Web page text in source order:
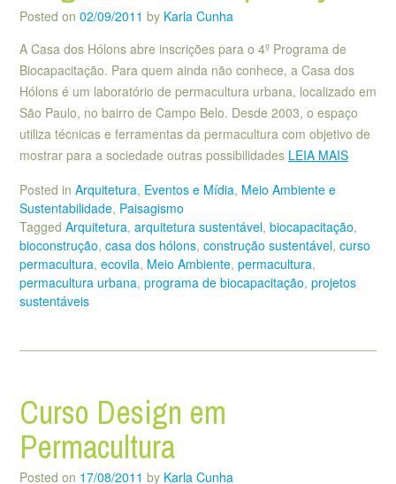
Posted on 02/09/2011 by Karla Cunha
A Casa dos Hólons abre inscrições para o 4º Programa de
Biocapacitação. Para quem ainda não conhece, a Casa dos
Hólons é um laboratório de permacultura urbana, localizado em
São Paulo, no bairro de Campo Belo. Desde 2003, o espaço
utiliza técnicas e ferramentas da permacultura com objetivo de
mostrar para a sociedade outras possibilidades LEIA MAIS
Posted in Arquitetura, Eventos e Mídia, Meio Ambiente e
Sustentabilidade, Paisagismo
Tagged Arquitetura, arquitetura sustentável, biocapacitação,
bioconstrução, casa dos hólons, construção sustentável, curso
permacultura, ecovila, Meio Ambiente, permacultura,
permacultura urbana, programa de biocapacitação, projetos
sustentáveis
Curso Design em
Permacultura
Posted on 17/08/2011 by Karla Cunha